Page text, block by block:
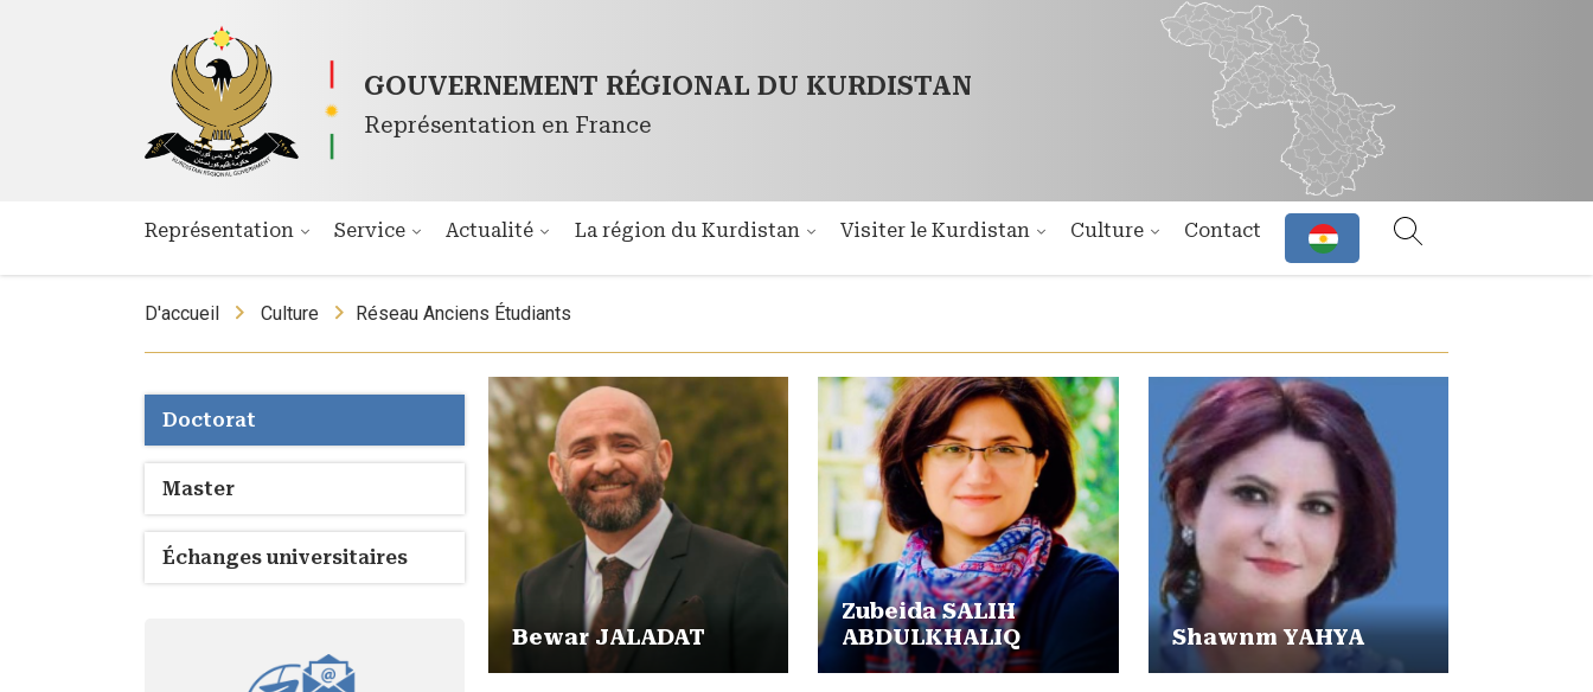
GOUVERNEMENT RÉGIONAL DU KURDISTAN
Représentation en France
Représentation Service Actualité La région du Kurdistan Visiter le Kurdistan Culture Contact
D'accueil Culture Réseau Anciens Étudiants
Doctorat
Master
Échanges universitaires
Bewar JALADAT
Zubeida SALIH
ABDULKHALIQ
Shawnm YAHYA